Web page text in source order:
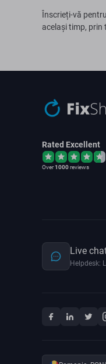
Înscrieți-vă
același timp, prin
Rated Excellent
Over1000reviews
Live
Helpdesk: